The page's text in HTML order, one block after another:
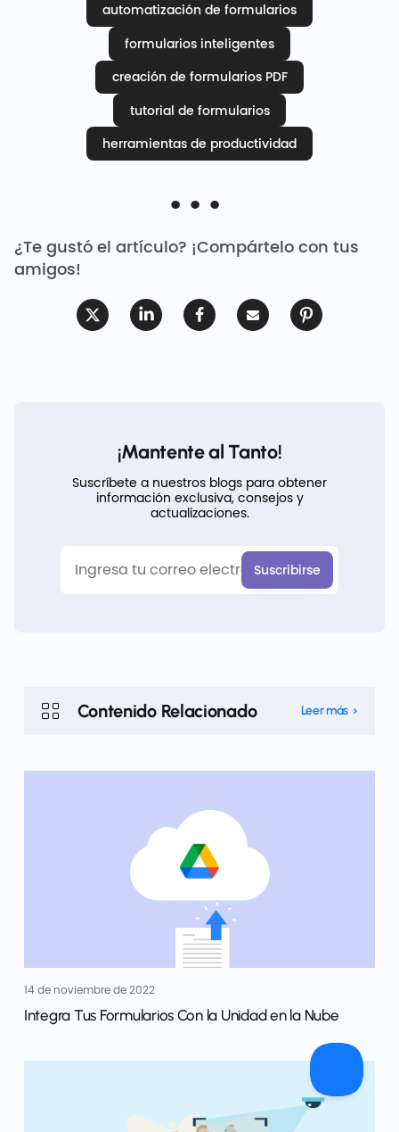
automatización de formularios
formularios inteligentes
creación de formularios PDF
tutorial de formularios
herramientas de productividad
¿Te gustó el artículo? ¡Compártelo con tus
amigos!
¡Mantente al Tanto!
Suscríbete a nuestros blogs para obtener
información exclusiva, consejos y
actualizaciones.
Contenido Relacionado Leer más
14 de noviembre de 2022
Integra Tus Formularios Con la Unidad en la Nube